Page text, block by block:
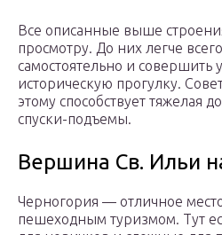
Все описанные выше
просмотру. До них легче
самостоятельно и совершить
историческую прогулку.
этому способствует тяжелая
спуски-подъемы.
Вершина Св. Ильи
Черногория — отличное
пешеходным туризмом. Тут